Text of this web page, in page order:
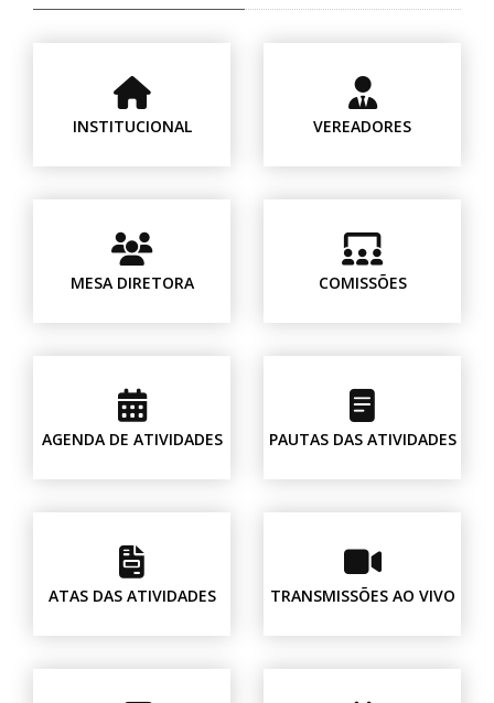
INSTITUCIONAL VEREADORES
MESA DIRETORA COMISSÕES
AGENDA DE ATIVIDADES PAUTAS DAS ATIVIDADES
ATAS DAS ATIVIDADES TRANSMISSÕES AO VIVO